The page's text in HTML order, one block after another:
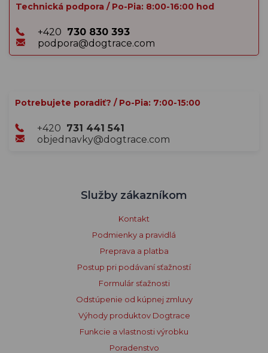
Technická podpora / Po-Pia: 8:00-16:00 hod
+420 730 830 393
podpora@dogtrace.com
Potrebujete poradiť? / Po-Pia: 7:00-15:00
+420 731 441 541
objednavky@dogtrace.com
Služby zákazníkom
Kontakt
Podmienky a pravidlá
Preprava a platba
Postup pri podávaní sťažností
Formulár sťažnosti
Odstúpenie od kúpnej zmluvy
Výhody produktov Dogtrace
Funkcie a vlastnosti výrobku
Poradenstvo